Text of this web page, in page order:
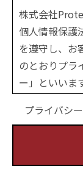
株式会社
個人情報保護
を遵守し、お
のとおりプラ
ー」といいま
第1条（個人
当社は、お
プライバシ